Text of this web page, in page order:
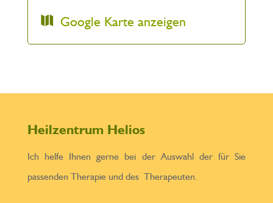
Google Karte anzeigen
Heilzentrum Helios
Ich helfe Ihnen gerne bei der Auswahl der für Sie
passenden Therapie und des Therapeuten.